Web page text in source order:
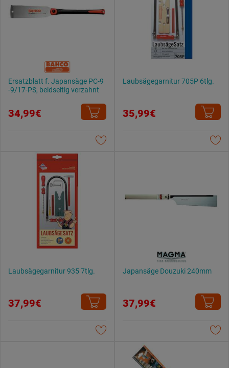
Ersatzblatt f. Japansäge PC-9
-9/17-PS, beidseitig verzahnt
34,99€
Laubsägegarnitur 705P 6tlg.
35,99€
Laubsägegarnitur 935 7tlg.
37,99€
Japansäge Douzuki 240mm
37,99€